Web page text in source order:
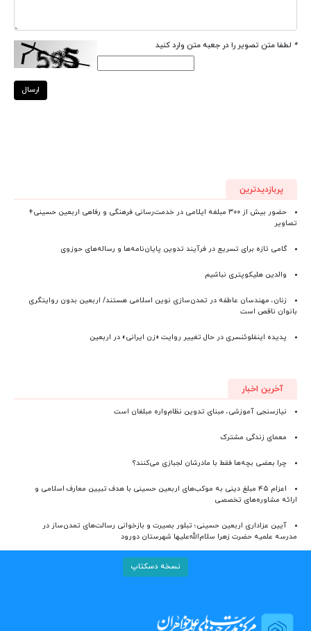
* لطفا متن تصویر را در جعبه متن وارد کنید
ارسال
پربازدیدترین
حضور بیش از ۳۰۰ مبلغه ایلامی در خدمت‌رسانی فرهنگی و رفاهی اربعین حسینی+
تصاویر
گامی تازه برای تسریع در فرآیند تدوین پایان‌نامه‌ها و رساله‌های حوزوی
والدین هلیکوپتری نباشیم
زنان، مهندسان عاطفه در تمدن‌سازی نوین اسلامی هستند/ اربعین بدون روایتگری
بانوان ناقص است
پدیده اینفلوئنسری در حال تغییر روایت «زن ایرانی» در اربعین
آخرین اخبار
نیازسنجی آموزشی، مبنای تدوین نظام‌واره مبلغان است
معمای زندگی مشترک
چرا بعضی بچه‌ها فقط با مادرشان لجبازی می‌کنند؟
اعزام ۴۵ مبلغ دینی به موکب‌های اربعین حسینی با هدف تبیین معارف اسلامی و
ارائه مشاوره‌های تخصصی
آیین عزاداری اربعین حسینی؛ تبلور بصیرت و بازخوانی رسالت‌های تمدن‌ساز در
مدرسه علمیه حضرت زهرا سلام‌الله‌علیها شهرستان دورود
نسخه دسکتاپ